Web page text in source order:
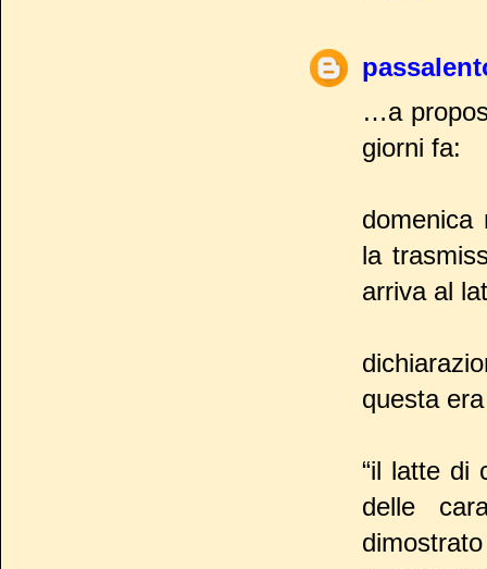
…a
giorni fa:
domenica
la
arriva al
questa
“il latte di
delle